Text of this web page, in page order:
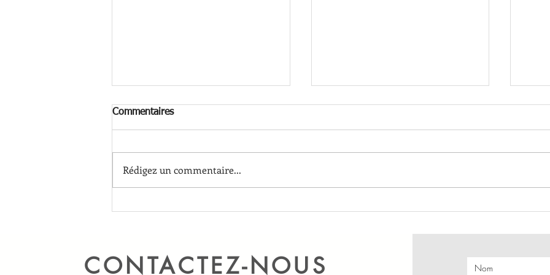
Commentaires
Rédigez un commentaire...
CONTACTEZ-NOUS